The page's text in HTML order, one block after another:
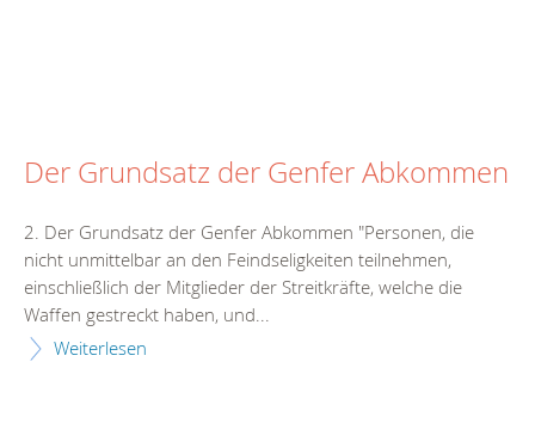
Der Grundsatz der Genfer Abkommen
2. Der Grundsatz der Genfer Abkommen "Personen, die
nicht unmittelbar an den Feindseligkeiten teilnehmen,
einschließlich der Mitglieder der Streitkräfte, welche die
Waffen gestreckt haben, und...
Weiterlesen